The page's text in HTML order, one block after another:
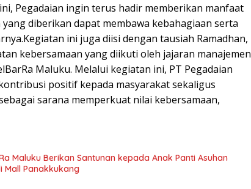
Pegadaian ingin terus hadir memberikan manfaat
diberikan dapat membawa kebahagiaan serta
ini juga diisi dengan tausiah Ramadhan,
kebersamaan yang diikuti oleh jajaran manajemen
Maluku. Melalui kegiatan ini, PT Pegadaian
positif kepada masyarakat sekaligus
sarana memperkuat nilai kebersamaan,
Maluku Berikan Santunan kepada Anak Panti Asuhan
Mall Panakkukang